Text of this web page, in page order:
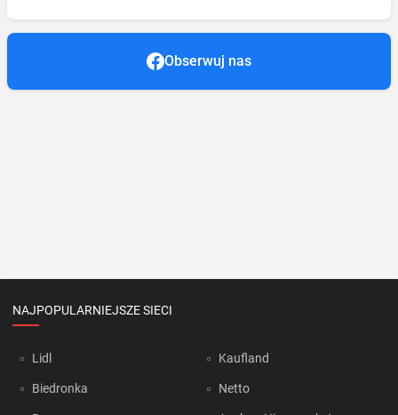
Obserwuj nas
NAJPOPULARNIEJSZE SIECI
Lidl
Biedronka
Kaufland
Netto